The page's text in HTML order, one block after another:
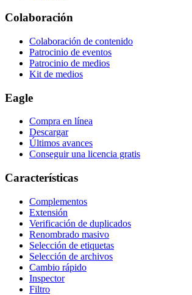
Colaboración
Colaboración de contenido
Patrocinio de eventos
Patrocinio de medios
Kit de medios
Eagle
Compra en línea
Descargar
Últimos avances
Conseguir una licencia gratis
Características
Complementos
Extensión
Verificación de duplicados
Renombrado masivo
Selección de etiquetas
Selección de archivos
Cambio rápido
Inspector
Filtro